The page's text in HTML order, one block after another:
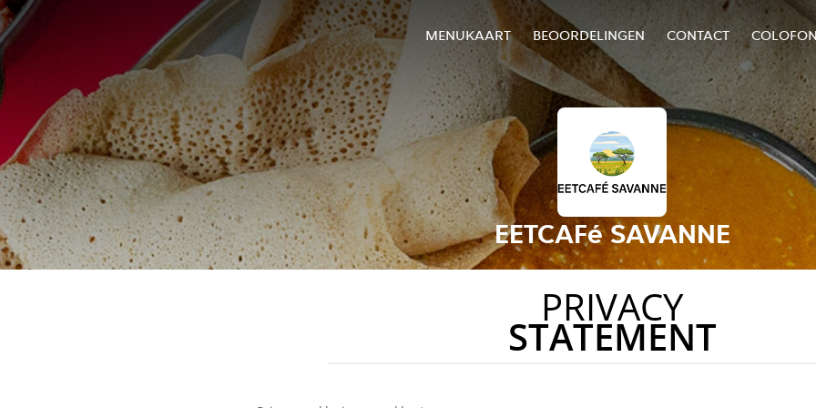
MENUKAART BEOORDELINGEN CONTACT
EETCAFé SAVANNE
PRIVACY
STATEMENT